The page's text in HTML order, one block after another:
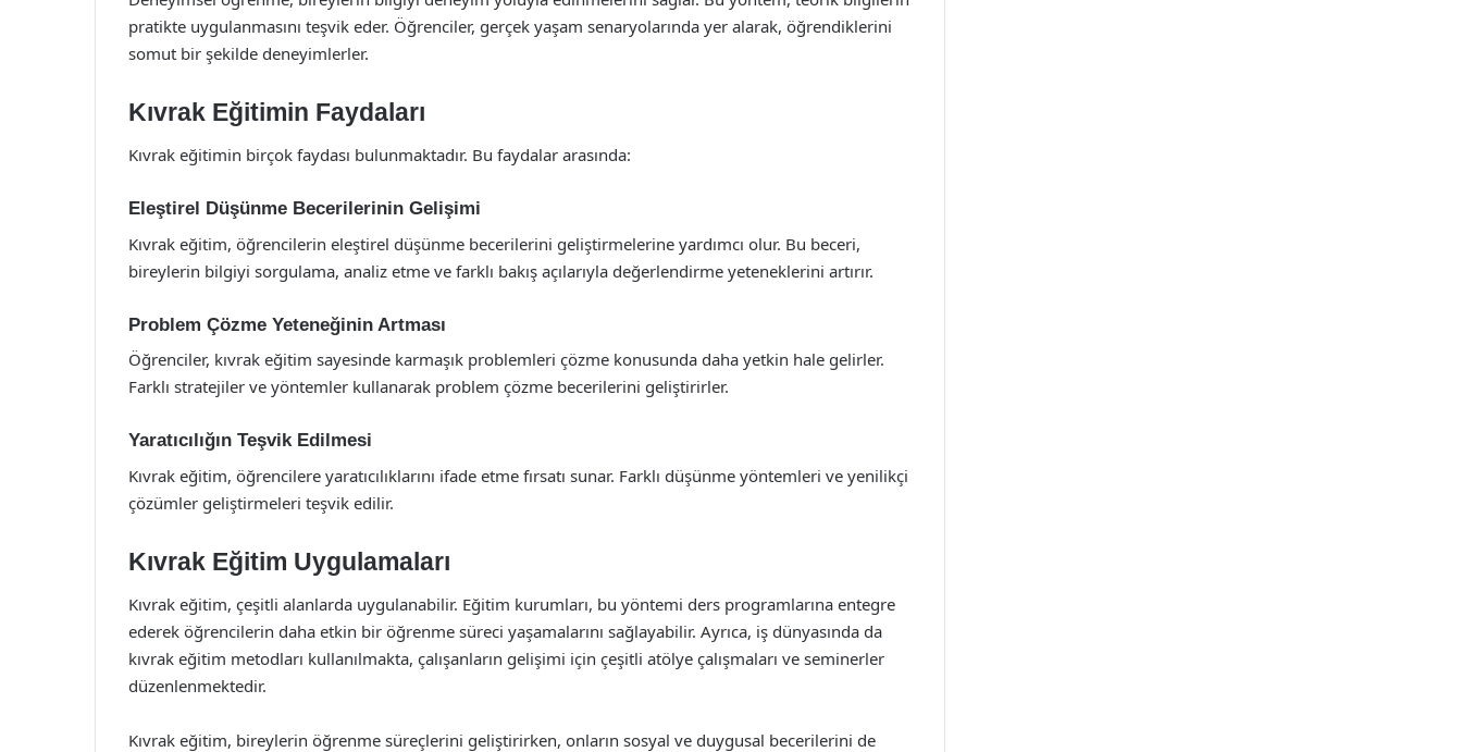
pratikte uygulanmasını teşvik eder. Öğrenciler, gerçek yaşam senaryolarında yer alarak, öğrendiklerini
somut bir şekilde deneyimlerler.
Kıvrak Eğitimin Faydaları
Kıvrak eğitimin birçok faydası bulunmaktadır. Bu faydalar arasında:
Eleştirel Düşünme Becerilerinin Gelişimi
Kıvrak eğitim, öğrencilerin eleştirel düşünme becerilerini geliştirmelerine yardımcı olur. Bu beceri,
bireylerin bilgiyi sorgulama, analiz etme ve farklı bakış açılarıyla değerlendirme yeteneklerini artırır.
Problem Çözme Yeteneğinin Artması
Öğrenciler, kıvrak eğitim sayesinde karmaşık problemleri çözme konusunda daha yetkin hale gelirler.
Farklı stratejiler ve yöntemler kullanarak problem çözme becerilerini geliştirirler.
Yaratıcılığın Teşvik Edilmesi
Kıvrak eğitim, öğrencilere yaratıcılıklarını ifade etme fırsatı sunar. Farklı düşünme yöntemleri ve yenilikçi
çözümler geliştirmeleri teşvik edilir.
Kıvrak Eğitim Uygulamaları
Kıvrak eğitim, çeşitli alanlarda uygulanabilir. Eğitim kurumları, bu yöntemi ders programlarına entegre
ederek öğrencilerin daha etkin bir öğrenme süreci yaşamalarını sağlayabilir. Ayrıca, iş dünyasında da
kıvrak eğitim metodları kullanılmakta, çalışanların gelişimi için çeşitli atölye çalışmaları ve seminerler
düzenlenmektedir.
Kıvrak eğitim, bireylerin öğrenme süreçlerini geliştirirken, onların sosyal ve duygusal becerilerini de